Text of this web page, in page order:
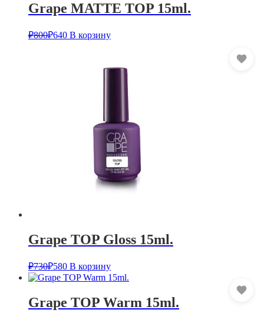
Grape MATTE TOP 15ml.
₽800₽640 В корзину
Grape TOP Gloss 15ml.
₽730₽580 В корзину
Grape TOP Warm 15ml.